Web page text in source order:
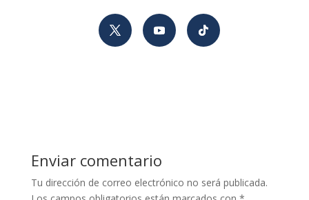
Enviar comentario
Tu dirección de correo electrónico no será publicada.